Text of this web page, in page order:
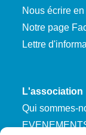
Nous écrire
Notre page
Lettre
L'association
Qui sommes-